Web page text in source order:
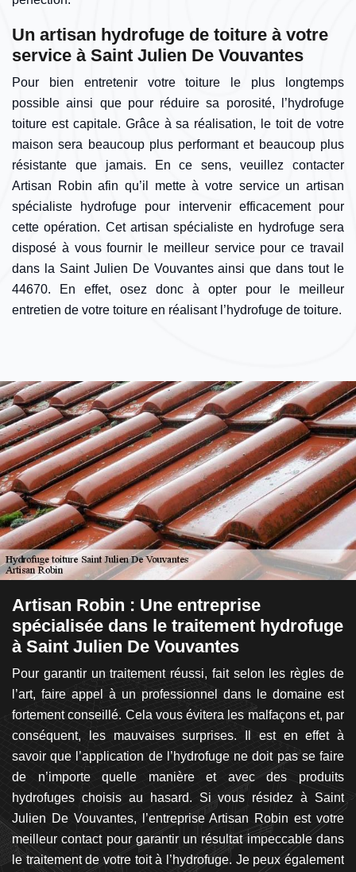
Un artisan hydrofuge de toiture à votre
service à Saint Julien De Vouvantes
Pour bien entretenir votre toiture le plus longtemps
possible ainsi que pour réduire sa porosité, l’hydrofuge
toiture est capitale. Grâce à sa réalisation, le toit de votre
maison sera beaucoup plus performant et beaucoup plus
résistante que jamais. En ce sens, veuillez contacter
Artisan Robin afin qu’il mette à votre service un artisan
spécialiste hydrofuge pour intervenir efficacement pour
cette opération. Cet artisan spécialiste en hydrofuge sera
disposé à vous fournir le meilleur service pour ce travail
dans la Saint Julien De Vouvantes ainsi que dans tout le
44670. En effet, osez donc à opter pour le meilleur
entretien de votre toiture en réalisant l’hydrofuge de toiture.
Artisan Robin : Une entreprise
spécialisée dans le traitement hydrofuge
à Saint Julien De Vouvantes
Pour garantir un traitement réussi, fait selon les règles de
l’art, faire appel à un professionnel dans le domaine est
fortement conseillé. Cela vous évitera les malfaçons et, par
conséquent, les mauvaises surprises. Il est en effet à
savoir que l’application de l’hydrofuge ne doit pas se faire
de n’importe quelle manière et avec des produits
hydrofuges choisis au hasard. Si vous résidez à Saint
Julien De Vouvantes, l’entreprise Artisan Robin est votre
meilleur contact pour garantir un résultat impeccable dans
le traitement de votre toit à l’hydrofuge. Je peux également